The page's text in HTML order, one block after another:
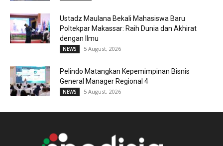
Ustadz Maulana Bekali Mahasiswa Baru
Poltekpar Makassar: Raih Dunia dan Akhirat
dengan Ilmu
NEWS 5 August, 2026
Pelindo Matangkan Kepemimpinan Bisnis
General Manager Regional 4
NEWS 5 August, 2026